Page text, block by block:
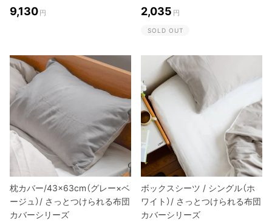
9,130 円 2,035 円
SOLD OUT
枕カバー/43×63cm（グレー×ベ
ージュ）/ さっとつけられる布団
カバーシリーズ
ボックスシーツ / シングル（ホ
ワイト）/ さっとつけられる布団
カバーシリーズ